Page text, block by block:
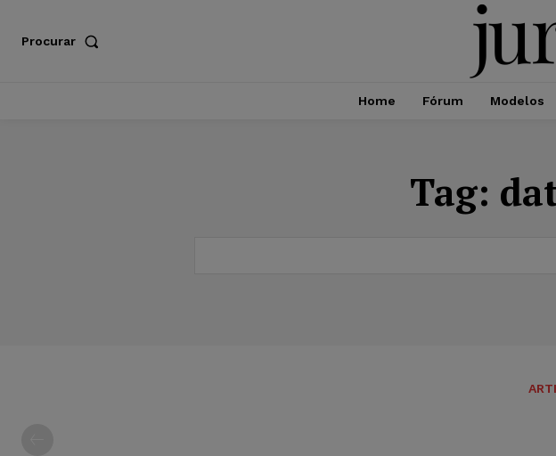
Procurar
Home Fórum Modelos
Tag: